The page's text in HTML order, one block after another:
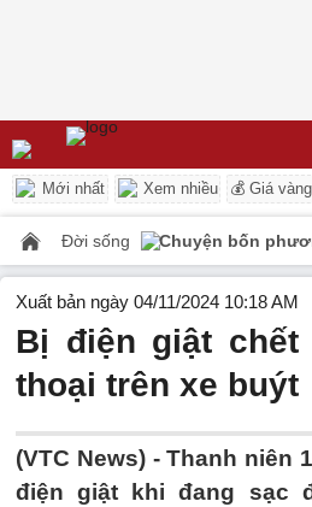
Mới nhất Xem nhiều 💰 Giá vàng
Đời sống Chuyện bốn
Xuất bản ngày 04/11/2024 10:18 AM
Bị điện giật
thoại trên xe buýt
(VTC News) -Thanh niên
điện giật khi đang sạc